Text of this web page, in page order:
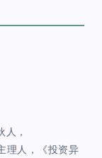
，
理人，《投资异